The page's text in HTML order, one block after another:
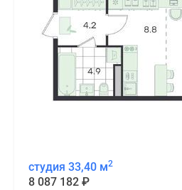
студия 33,40 м2
8 087 182 ₽